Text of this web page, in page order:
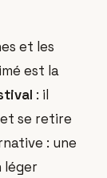
et les
est la
: il
se retire
: une
léger